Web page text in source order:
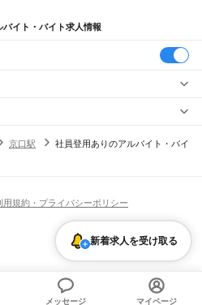
イト・バイト求人情報
市小野市三田市加西市丹波篠山市
たつの市川辺郡多可郡加古郡
須磨駅 塩屋駅
東加古川駅 加古川駅宝殿駅曽根駅
相生駅有年駅
バー（BAR）・バーテンダー
食店（店長・マネージャー）
アポ） ルートセールス
家電量販店・携帯販売（携帯ショップ）
髪型・髪色自由
留学生・外国人活躍中
OK 週2・3日からOK 週4日以上OK
京口駅
社員登用ありのアルバイト・バイ
新着求人を受け取る
用規約・プライバシーポリシー
メッセージ マイページ